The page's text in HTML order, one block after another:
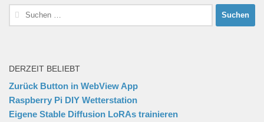
Suchen
nach:
DERZEIT BELIEBT
Zurück Button in WebView App
Raspberry Pi DIY Wetterstation
Eigene Stable Diffusion LoRAs trainieren